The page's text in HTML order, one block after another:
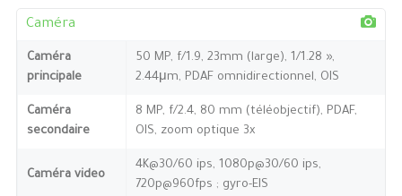
Caméra
Caméra
principale
50 MP, f/1.9, 23mm (large), 1/1.28 »,
2.44μm, PDAF omnidirectionnel, OIS
Caméra
secondaire
8 MP, f/2.4, 80 mm (téléobjectif), PDAF,
OIS, zoom optique 3x
Caméra video
4K@30/60 ips, 1080p@30/60 ips,
720p@960fps ; gyro-EIS